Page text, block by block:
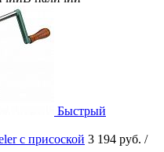
Быстрый
с присоской 3 194 руб. /